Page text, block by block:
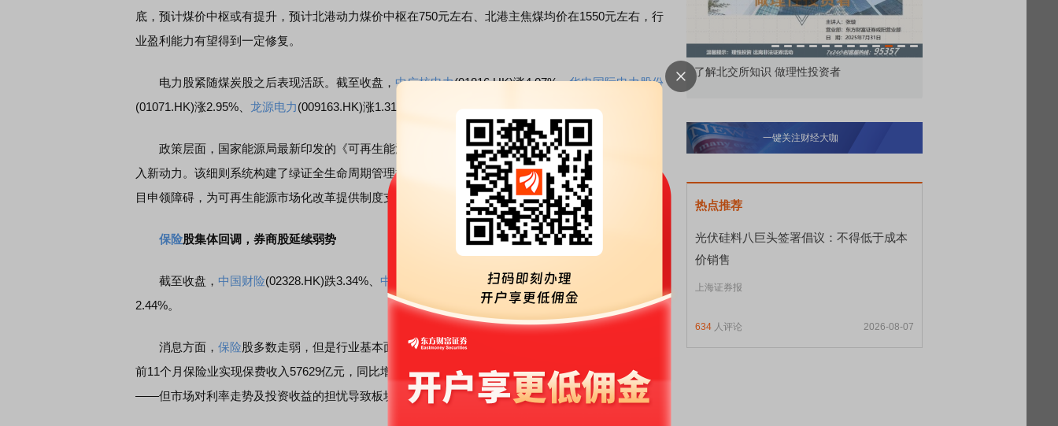
底，预计煤价中枢或有提升，预计北港动力煤价中枢在750元左右、北港主焦煤均价在1550元左右，行
业盈利能力有望得到一定修复。
电力股紧随煤炭股之后表现活跃。截至收盘， 中广核电力(01816.HK)涨4.07%、华电国际电力股份
(01071.HK)涨2.95%、 龙源电力(009163.HK)涨1.31%。
政策层面，国家能源局最新印发的《可再生能源
证书管理实施细则（试行）》为行业注
入新动力。该细则系统构建了绿证全生命周期管理机制，不仅规范了核发流程，还特别解决了部分项
目申领障碍，为可再生能源市场化改革提供制度支撑，有望加速行业高质量发展进程。
保险股集体回调，券商股延续弱势
截至收盘， 中国财险(02328.HK)跌3.34%、 中国太平 (00966.HK)跌2.58%、友邦保险
2.44%。
消息方面， 保险股多数走弱，但是行业基本面稳健——国家金融监督管理总局数据显示，2025年
前11个月保险业实现保费收入57629亿元，同比增长7.6%，其中人身险和财险分别增长9.1%和3.9%
——但市场对利率走势及投资收益的担忧导致板块承压。
市价委托那么多种，究竟怎么用？
一键关注财经大咖
热点推荐
光伏硅料八巨头签署倡议：不得低于成本
价销售
上海证券报
634 人评论 2026-08-07